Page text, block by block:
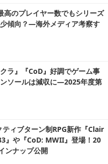
高のプレイヤー数でもシリーズ
傾向？―海外メディア考察す
ラ』『CoD』好調でゲーム事
ソールは減収に―2025年度第
ティブターン制RPG新作『Clair
や『CoD: MWII』登場！20
ンナップ公開